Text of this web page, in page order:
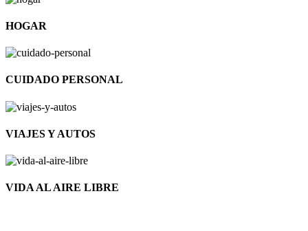
HOGAR
CUIDADO PERSONAL
VIAJES Y AUTOS
VIDA AL AIRE LIBRE